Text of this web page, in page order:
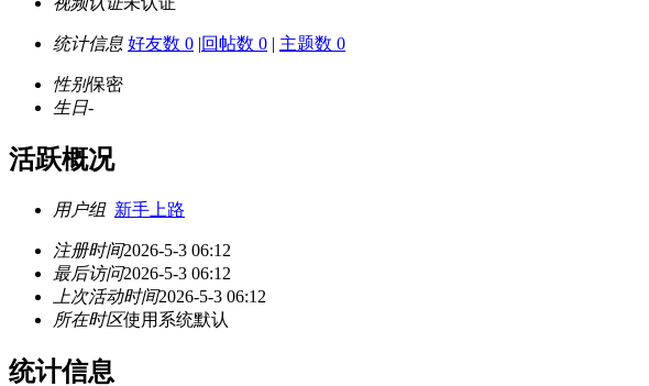
统计信息 好友数 0 |回帖数 0 | 主题数 0
性别保密
生日-
活跃概况
用户组 新手上路
注册时间2026-5-3 06:12
最后访问2026-5-3 06:12
上次活动时间2026-5-3 06:12
所在时区使用系统默认
统计信息